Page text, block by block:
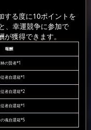
する度に10ポイントを
、幸運競争に参加で
獲得できます。
報酬
の賢者*1
従者自選箱*1
者自選箱*2
者自選箱*1
魂自選箱*5